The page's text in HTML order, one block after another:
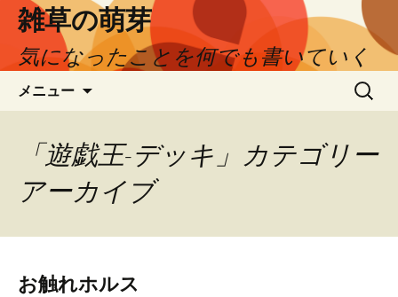
ン
へ
雑草の萌芽
気になったことを何でも書いていく
メニュー
検
索:
「遊戯王-デッキ」カテゴリー
アーカイブ
お触れホルス